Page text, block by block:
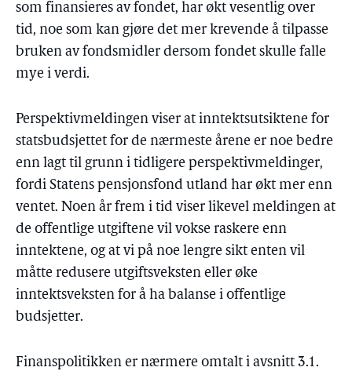
som finansieres av fondet, har økt vesentlig over
tid, noe som kan gjøre det mer krevende å tilpasse
bruken av fondsmidler dersom fondet skulle falle
mye i verdi.
Perspektivmeldingen viser at inntektsutsiktene for
statsbudsjettet for de nærmeste årene er noe bedre
enn lagt til grunn i tidligere perspektivmeldinger,
fordi Statens pensjonsfond utland har økt mer enn
ventet. Noen år frem i tid viser likevel meldingen at
de offentlige utgiftene vil vokse raskere enn
inntektene, og at vi på noe lengre sikt enten vil
måtte redusere utgiftsveksten eller øke
inntektsveksten for å ha balanse i offentlige
budsjetter.
Finanspolitikken er nærmere omtalt i avsnitt 3.1.